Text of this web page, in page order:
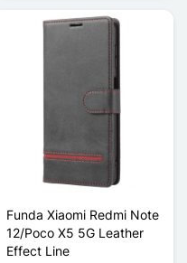
Funda Xiaomi Redmi Note
12/Poco X5 5G Leather
Effect Line